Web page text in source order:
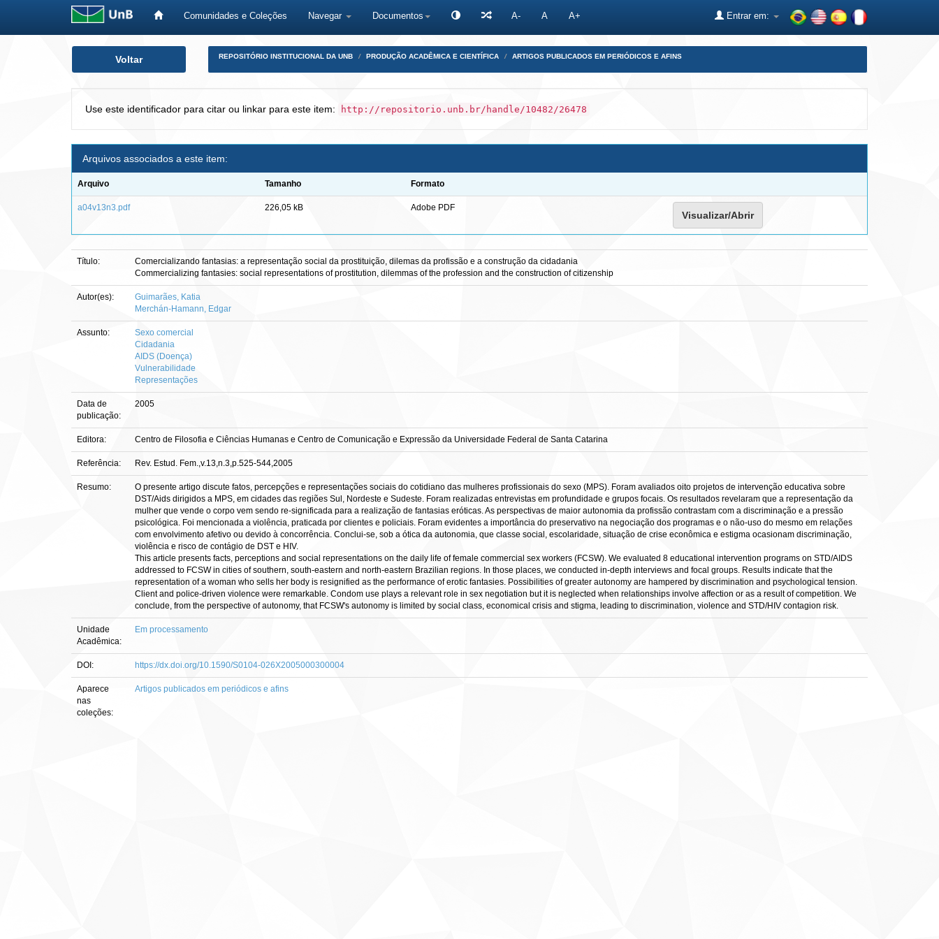
Comunidades e Coleções Navegar Documentos A- A A+ Entrar em:
Voltar REPOSITÓRIO INSTITUCIONAL DA UNB PRODUÇÃO ACADÊMICA E CIENTÍFICA ARTIGOS PUBLICADOS EM PERIÓDICOS E AFINS
Use este identificador para citar ou linkar para este item: http://repositorio.unb.br/handle/10482/26478
Arquivos associados a este item:
Arquivo Tamanho Formato
a04v13n3.pdf 226,05 kB Adobe PDF
Visualizar/Abrir
Título:
Comercializando fantasias: a representação social da prostituição, dilemas da profissão e a construção da cidadania
Commercializing fantasies: social representations of prostitution, dilemmas of the profession and the construction of citizenship
Autor(es):
Guimarães, Katia
Merchán-Hamann, Edgar
Assunto:
Sexo comercial
Cidadania
AIDS (Doença)
Vulnerabilidade
Representações
Data de
publicação:
2005
Editora: Centro de Filosofia e Ciências Humanas e Centro de Comunicação e Expressão da Universidade Federal de Santa Catarina
Referência: Rev. Estud. Fem.,v.13,n.3,p.525-544,2005
Resumo:
O presente artigo discute fatos, percepções e representações sociais do cotidiano das mulheres profissionais do sexo (MPS). Foram avaliados oito projetos de intervenção educativa sobre
DST/Aids dirigidos a MPS, em cidades das regiões Sul, Nordeste e Sudeste. Foram realizadas entrevistas em profundidade e grupos focais. Os resultados revelaram que a representação da
mulher que vende o corpo vem sendo re-significada para a realização de fantasias eróticas. As perspectivas de maior autonomia da profissão contrastam com a discriminação e a pressão
psicológica. Foi mencionada a violência, praticada por clientes e policiais. Foram evidentes a importância do preservativo na negociação dos programas e o não-uso do mesmo em relações
com envolvimento afetivo ou devido à concorrência. Conclui-se, sob a ótica da autonomia, que classe social, escolaridade, situação de crise econômica e estigma ocasionam discriminação,
violência e risco de contágio de DST e HIV.
This article presents facts, perceptions and social representations on the daily life of female commercial sex workers (FCSW). We evaluated 8 educational intervention programs on STD/AIDS
addressed to FCSW in cities of southern, south-eastern and north-eastern Brazilian regions. In those places, we conducted in-depth interviews and focal groups. Results indicate that the
representation of a woman who sells her body is resignified as the performance of erotic fantasies. Possibilities of greater autonomy are hampered by discrimination and psychological tension.
Client and police-driven violence were remarkable. Condom use plays a relevant role in sex negotiation but it is neglected when relationships involve affection or as a result of competition. We
conclude, from the perspective of autonomy, that FCSW's autonomy is limited by social class, economical crisis and stigma, leading to discrimination, violence and STD/HIV contagion risk.
Unidade
Acadêmica:
Em processamento
DOI: https://dx.doi.org/10.1590/S0104-026X2005000300004
Aparece
nas
coleções:
Artigos publicados em periódicos e afins